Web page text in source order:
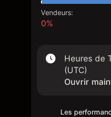
Vendeurs:
0%
Heures de
(UTC)
Ouvrir
Les